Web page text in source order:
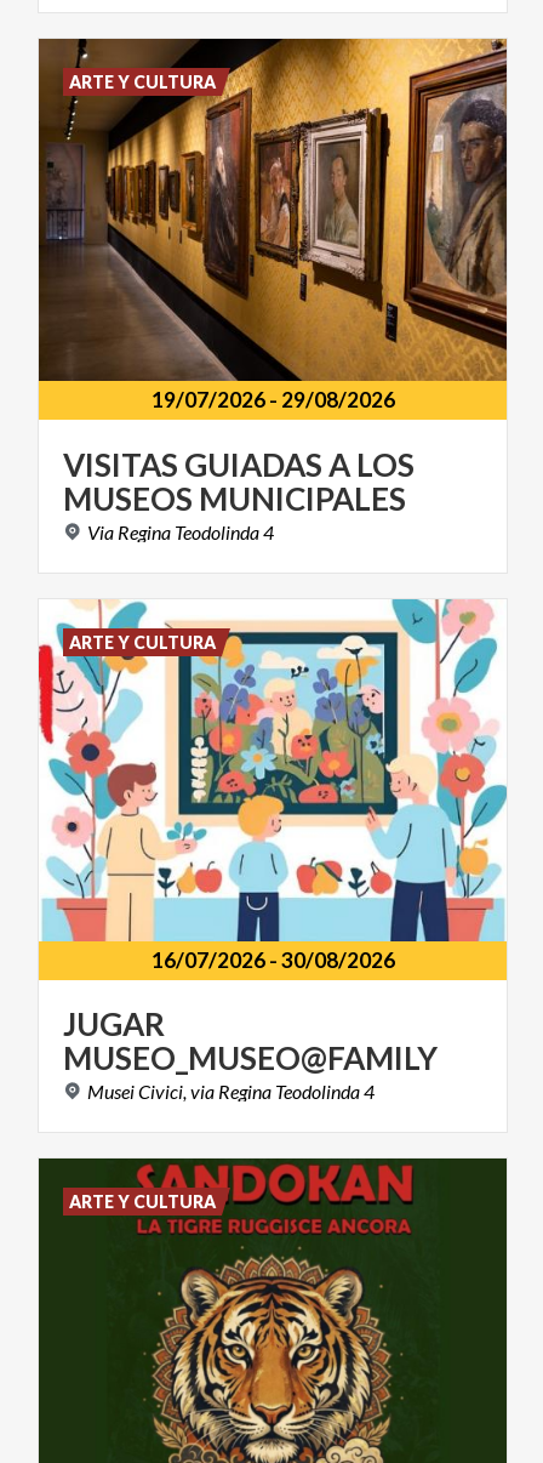
19/07/2026- 29/08/2026
VISITAS GUIADASA LOS
MUSEOS MUNICIPALES
Via Regina Teodolinda4
ARTE Y CULTURA
16/07/2026-30/08/2026
JUGAR
MUSEO_MUSEO@FAMILY
MuseiCivici,via Regina Teodolinda4
ARTE Y CULTURA
ARTE Y CULTURA